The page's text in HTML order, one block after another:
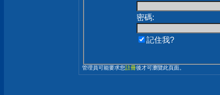
密碼:
記住我?
管理員可能要求您註冊後才可瀏覽此頁面。